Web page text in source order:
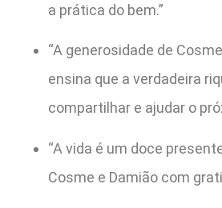
a prática do bem.”
“A generosidade de
ensina que a verdadeira
compartilhar e ajudar o
“A vida é um doce
Cosme e Damião com